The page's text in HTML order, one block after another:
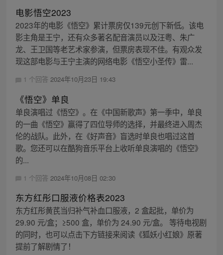
电影悟空2023
2023年的电影《悟空》累计票房仅139元创下新低。该电
影主角是王宁，还有众多著名配音演员以及汪粤、朱广
龙、王卫国等老艺术家参演，但票房表现不佳。有观众发
现这部电影与王宁主演的网络电影《悟空小圣传》雷...
1 个回答 2024年10月23日 19:43
《悟空》单良
单良演唱过《悟空》。在《中国新歌声》第一季中，单良
的一曲《悟空》赢得了四位导师的选择，并最终进入周杰
伦的战队。此外，在《好声音》盲选时单良也唱过这首
歌。您还可以在酷狗音乐平台上收听单良演唱的《悟空》
的...
1 个回答 2024年10月08日 02:30
东方红彤口服液价格表2023
东方红彤黄芪当归补气补血口服液，2 盒起批，单价为
29.90 元/盒；≥500 盒，单价为 24.90 元/盒。 等待电视剧
的同时，也可以点击下方链接来阅读《狐妖小红娘》原著
提前了解剧情了！